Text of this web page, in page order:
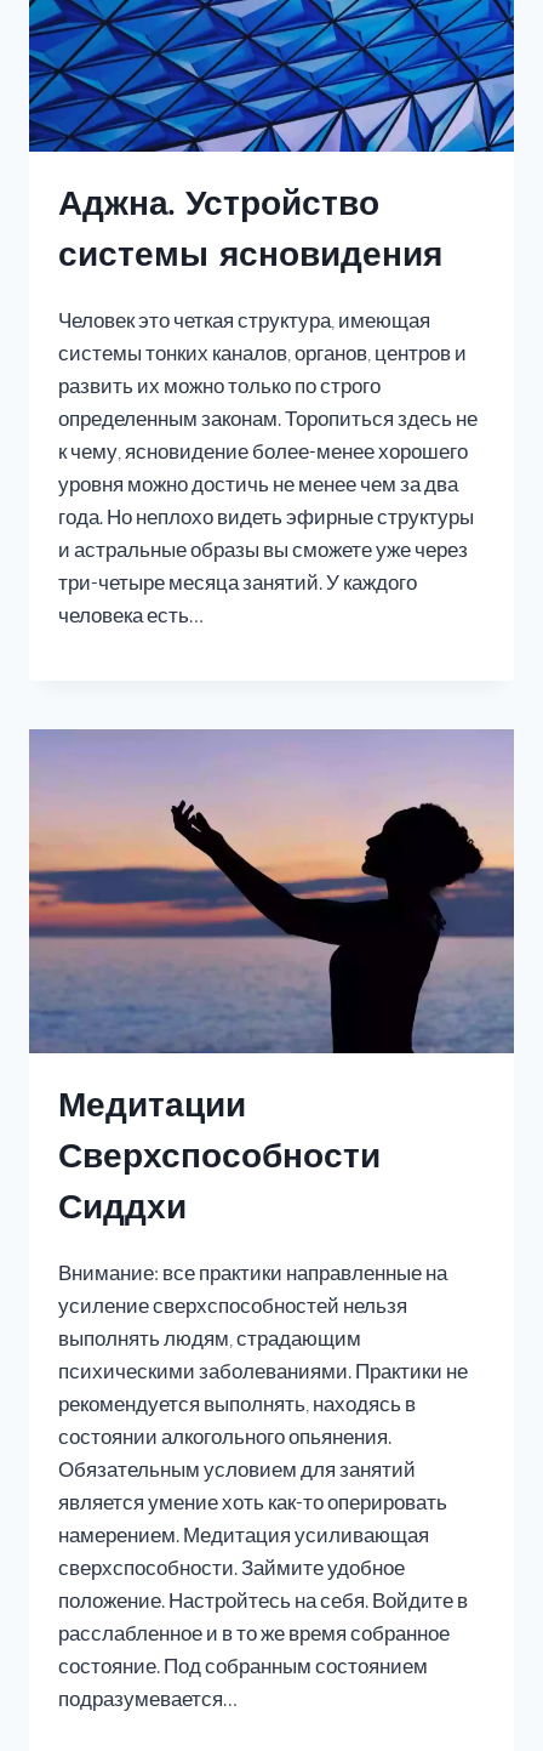
Аджна. Устройство
системы ясновидения
Человек это четкая структура, имеющая
системы тонких каналов, органов, центров и
развить их можно только по строго
определенным законам. Торопиться здесь не
к чему, ясновидение более-менее хорошего
уровня можно достичь не менее чем за два
года. Но неплохо видеть эфирные структуры
и астральные образы вы сможете уже через
три-четыре месяца занятий. У каждого
человека есть…
Медитации
Сверхспособности
Сиддхи
Внимание: все практики направленные на
усиление сверхспособностей нельзя
выполнять людям, страдающим
психическими заболеваниями. Практики не
рекомендуется выполнять, находясь в
состоянии алкогольного опьянения.
Обязательным условием для занятий
является умение хоть как-то оперировать
намерением. Медитация усиливающая
сверхспособности. Займите удобное
положение. Настройтесь на себя. Войдите в
расслабленное и в то же время собранное
состояние. Под собранным состоянием
подразумевается…